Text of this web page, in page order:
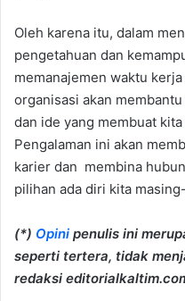
Oleh karena itu, dalam
pengetahuan dan
memanajemen waktu
organisasi akan
dan ide yang membuat
Pengalaman ini akan
karier dan membina
pilihan ada diri kita
(*) Opini penulis ini
seperti tertera, tidak
redaksi